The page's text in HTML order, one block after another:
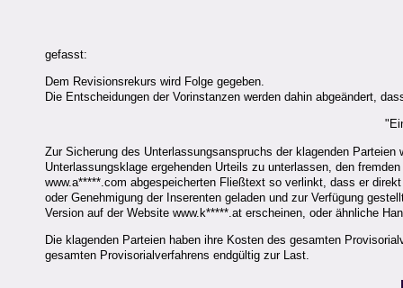
gefasst:
Dem Revisionsrekurs wird Folge gegeben.
Die Entscheidungen der Vorinstanzen werden dahin abgeändert,
Zur Sicherung des Unterlassungsanspruchs der klagenden
Unterlassungsklage ergehenden Urteils zu unterlassen, den
www.a*****.com abgespeicherten Fließtext so verlinkt, dass er
oder Genehmigung der Inserenten geladen und zur Verfügung
Version auf der Website www.k*****.at erscheinen, oder ähnliche
Die klagenden Parteien haben ihre Kosten des gesamten
gesamten Provisorialverfahrens endgültig zur Last.